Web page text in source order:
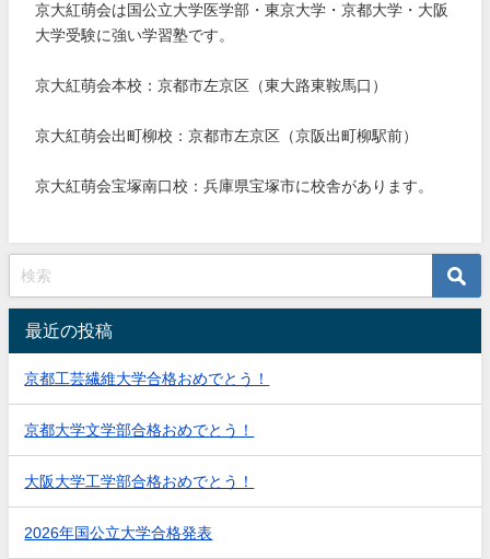
京大紅萌会は国公立大学医学部・東京大学・京都大学・大阪
大学受験に強い学習塾です。
京大紅萌会本校：京都市左京区（東大路東鞍馬口）
京大紅萌会出町柳校：京都市左京区（京阪出町柳駅前）
京大紅萌会宝塚南口校：兵庫県宝塚市に校舎があります。
最近の投稿
京都工芸繊維大学合格おめでとう！
京都大学文学部合格おめでとう！
大阪大学工学部合格おめでとう！
2026年国公立大学合格発表